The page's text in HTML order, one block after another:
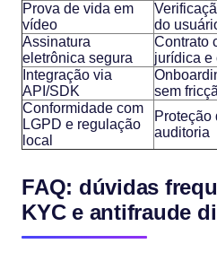
Prova de vida em
vídeo
do
Assinatura
eletrônica segura
Contrato
jurídica e
Integração via
API/SDK
sem
Conformidade com
LGPD e regulação
local
Proteção
auditoria
FAQ: dúvidas
KYC e antifraude